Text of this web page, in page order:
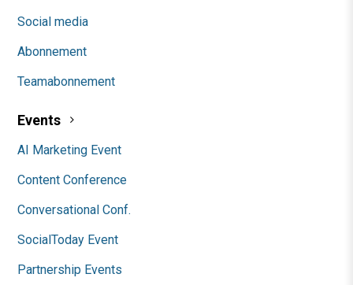
Social media
Abonnement
Teamabonnement
Events
AI Marketing Event
Content Conference
Conversational Conf.
SocialToday Event
Partnership Events